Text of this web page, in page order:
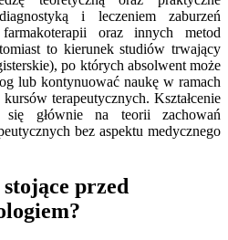
i leczeniem zaburzeń
oraz innych metod
to kierunek studiów trwający
po których absolwent może
lub kontynuować naukę w ramach
terapeutycznych. Kształcenie
się głównie na teorii zachowań
bez aspektu medycznego
przed